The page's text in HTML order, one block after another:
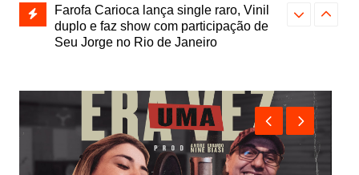
Farofa Carioca lança single raro, Vinil
duplo e faz show com participação de
Seu Jorge no Rio de Janeiro
Hitmia: pop